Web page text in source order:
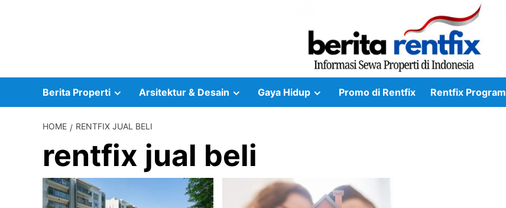
Berita Properti Arsitektur & Desain Gaya Hidup Promo di Rentfix Rentfix Program
HOME RENTFIX JUAL BELI
rentfix jual beli